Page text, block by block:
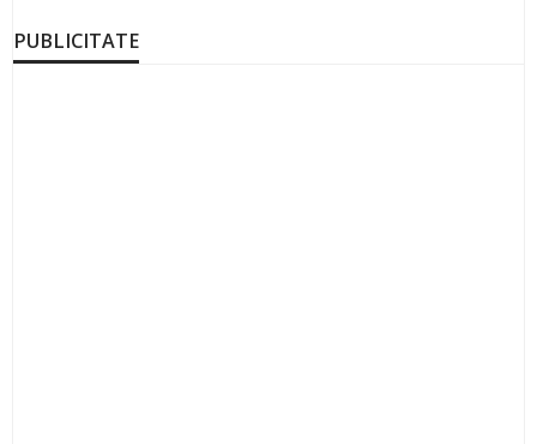
PUBLICITATE